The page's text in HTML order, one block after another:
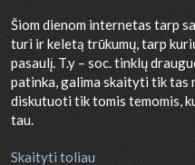
Šiom dienom internetas tarp
turi ir keletą trūkumų, tarp
pasaulį. T.y – soc. tinklų
patinka, galima skaityti tik tas
diskutuoti tik tomis temomis,
tau.
Skaityti toliau